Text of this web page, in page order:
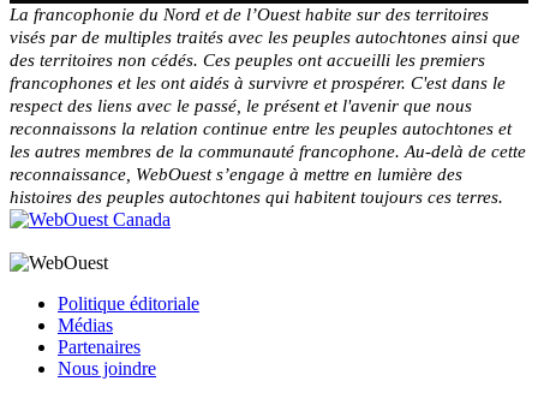
La francophonie du Nord et de l’Ouest habite sur des territoires
visés par de multiples traités avec les peuples autochtones ainsi que
des territoires non cédés. Ces peuples ont accueilli les premiers
francophones et les ont aidés à survivre et prospérer. C'est dans le
respect des liens avec le passé, le présent et l'avenir que nous
reconnaissons la relation continue entre les peuples autochtones et
les autres membres de la communauté francophone. Au-delà de cette
reconnaissance, WebOuest s’engage à mettre en lumière des
histoires des peuples autochtones qui habitent toujours ces terres.
Politique éditoriale
Médias
Partenaires
Nous joindre